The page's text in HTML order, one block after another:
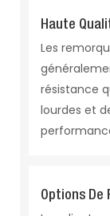
Haute
Les
résistance
lourdes et
Options De